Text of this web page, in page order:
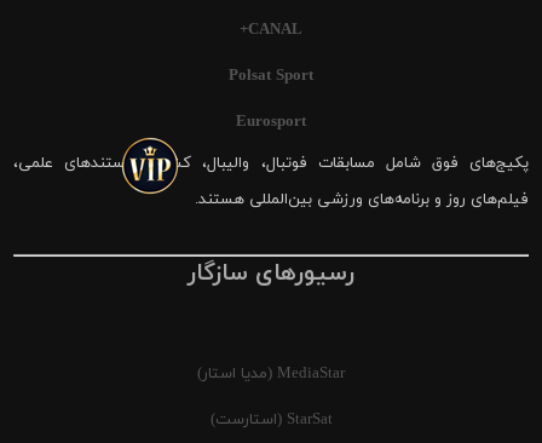
CANAL+
Polsat Sport
Eurosport
پکیج‌های فوق شامل مسابقات فوتبال، والیبال، کشتی، مستندهای علمی،
فیلم‌های روز و برنامه‌های ورزشی بین‌المللی هستند.
رسیورهای سازگار
MediaStar (مدیا استار)
StarSat (استارست)